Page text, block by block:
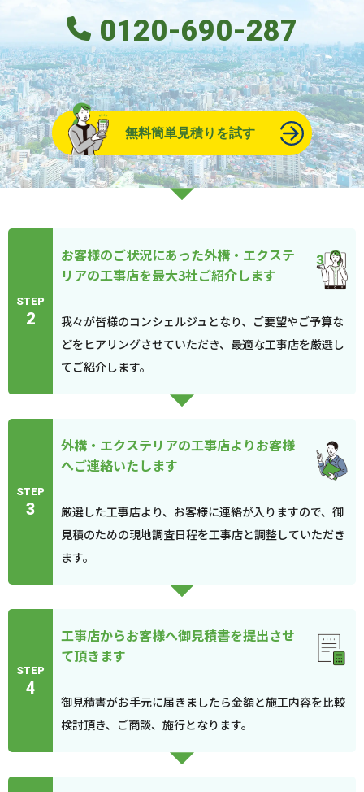
0120-690-287
無料簡単見積りを試す
STEP
2
お客様のご状況にあった外構・エクステ
リアの工事店を最大3社ご紹介します
我々が皆様のコンシェルジュとなり、ご要望やご予算な
どをヒアリングさせていただき、最適な工事店を厳選し
てご紹介します。
STEP
3
外構・エクステリアの工事店よりお客様
へご連絡いたします
厳選した工事店より、お客様に連絡が入りますので、御
見積のための現地調査日程を工事店と調整していただき
ます。
STEP
4
工事店からお客様へ御見積書を提出させ
て頂きます
御見積書がお手元に届きましたら金額と施工内容を比較
検討頂き、ご商談、施行となります。